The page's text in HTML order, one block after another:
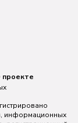
проекте
информационных